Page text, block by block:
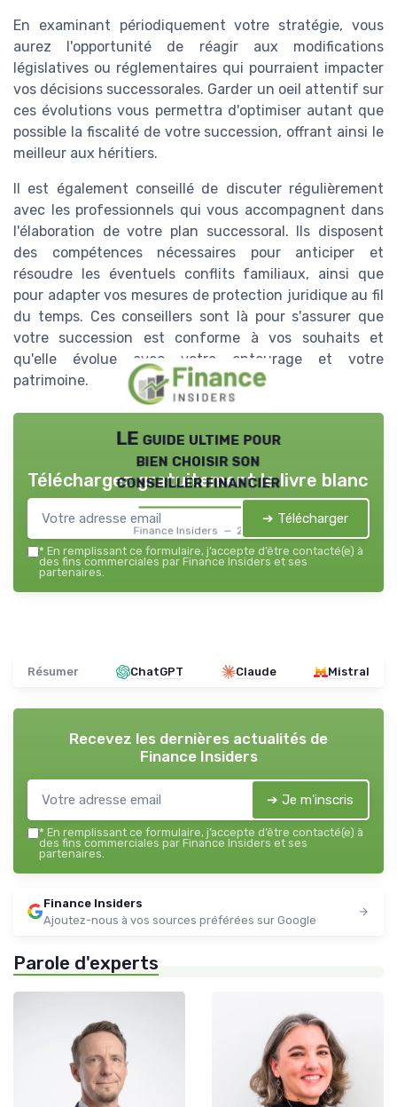
En examinant périodiquement votre stratégie, vous
aurez l'opportunité de réagir aux modifications
législatives ou réglementaires qui pourraient impacter
vos décisions successorales. Garder un oeil attentif sur
ces évolutions vous permettra d'optimiser autant que
possible la fiscalité de votre succession, offrant ainsi le
meilleur aux héritiers.
Il est également conseillé de discuter régulièrement
avec les professionnels qui vous accompagnent dans
l'élaboration de votre plan successoral. Ils disposent
des compétences nécessaires pour anticiper et
résoudre les éventuels conflits familiaux, ainsi que
pour adapter vos mesures de protection juridique au fil
du temps. Ces conseillers sont là pour s'assurer que
votre succession est conforme à vos souhaits et
qu'elle évolue avec votre entourage et votre
patrimoine.
LE guide ultime pour
bien choisir son
conseiller financier
Finance Insiders — 2026
Téléchargez gratuitement le livre blanc
➔ Télécharger
* En remplissant ce formulaire, j’accepte d’être contacté(e) à
des fins commerciales par Finance Insiders et ses
partenaires.
Résumer ChatGPT Claude Mistral
Recevez les dernières actualités de
Finance Insiders
➔ Je m'inscris
* En remplissant ce formulaire, j’accepte d’être contacté(e) à
des fins commerciales par Finance Insiders et ses
partenaires.
Finance Insiders
Ajoutez-nous à vos sources préférées sur Google
Parole d'experts